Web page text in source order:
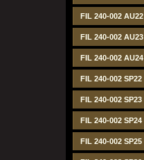
FIL 240-002 AU22
FIL 240-002 AU23
FIL 240-002 AU24
FIL 240-002 SP22
FIL 240-002 SP23
FIL 240-002 SP24
FIL 240-002 SP25